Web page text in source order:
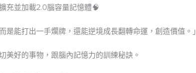
充並加載2.0腦容量記憶體🧠
是能打出一手爛牌，還能逆境成長翻轉命運，創造價值。」
美好的事物，跟腦內記憶力的訓練秘訣。